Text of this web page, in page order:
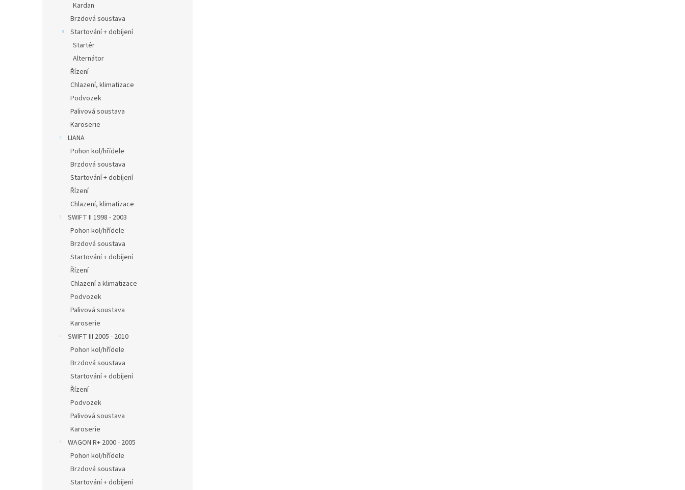
Kardan
Brzdová soustava
Startování + dobíjení
Startér
Alternátor
Řízení
Chlazení, klimatizace
Podvozek
Palivová soustava
Karoserie
LIANA
Pohon kol/hřídele
Brzdová soustava
Startování + dobíjení
Řízení
Chlazení, klimatizace
SWIFT II 1998 - 2003
Pohon kol/hřídele
Brzdová soustava
Startování + dobíjení
Řízení
Chlazení a klimatizace
Podvozek
Palivová soustava
Karoserie
SWIFT III 2005 - 2010
Pohon kol/hřídele
Brzdová soustava
Startování + dobíjení
Řízení
Podvozek
Palivová soustava
Karoserie
WAGON R+ 2000 - 2005
Pohon kol/hřídele
Brzdová soustava
Startování + dobíjení